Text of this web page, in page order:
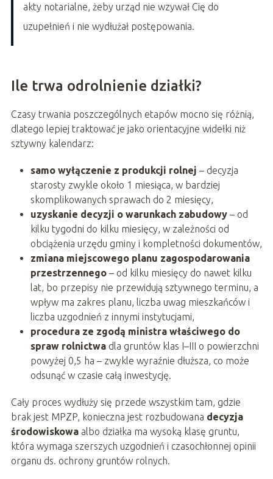
akty notarialne, żeby urząd nie wzywał Cię do
uzupełnień i nie wydłużał postępowania.
Ile trwa odrolnienie działki?
Czasy trwania poszczególnych etapów mocno się różnią,
dlatego lepiej traktować je jako orientacyjne widełki niż
sztywny kalendarz:
samo wyłączenie z produkcji rolnej – decyzja
starosty zwykle około 1 miesiąca, w bardziej
skomplikowanych sprawach do 2 miesięcy,
uzyskanie decyzji o warunkach zabudowy– od
kilku tygodni do kilku miesięcy, w zależności od
obciążenia urzędu gminy i kompletności dokumentów,
zmiana miejscowego planu zagospodarowania
przestrzennego– od kilku miesięcy do nawet kilku
lat, bo przepisy nie przewidują sztywnego terminu, a
wpływ ma zakres planu, liczba uwag mieszkańców i
liczba uzgodnień z innymi instytucjami,
procedura ze zgodą ministra właściwego do
spraw rolnictwadla gruntów klas I–III o powierzchni
powyżej 0,5 ha – zwykle wyraźnie dłuższa, co może
odsunąć w czasie całą inwestycję.
Cały proces wydłuży się przede wszystkim tam, gdzie
brak jest MPZP, konieczna jest rozbudowana decyzja
środowiskowaalbo działka ma wysoką klasę gruntu,
która wymaga szerszych uzgodnień i czasochłonnej opinii
organu ds. ochrony gruntów rolnych.